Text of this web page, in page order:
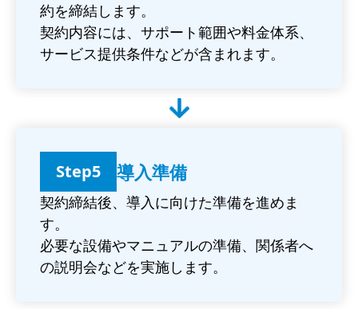
約を締結します。
契約内容には、サポート範囲や料金体系、
サービス提供条件などが含まれます。
Step5 導入準備
契約締結後、導入に向けた準備を進めま
す。
必要な設備やマニュアルの準備、関係者へ
の説明会などを実施します。